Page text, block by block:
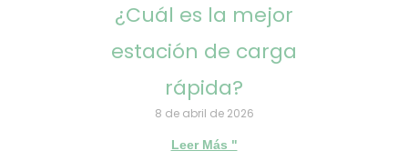
¿Cuál es la mejor
estación de carga
rápida?
8 de abril de 2026
Leer Más "